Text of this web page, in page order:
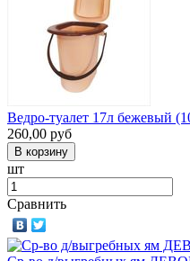
Ведро-туалет 17л бежевый
260,00 руб
шт
Сравнить